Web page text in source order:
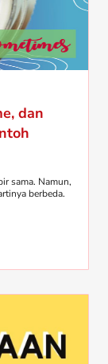
dan
sama. Namun,
berbeda.